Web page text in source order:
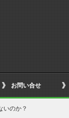
お問い合せ
いのか？